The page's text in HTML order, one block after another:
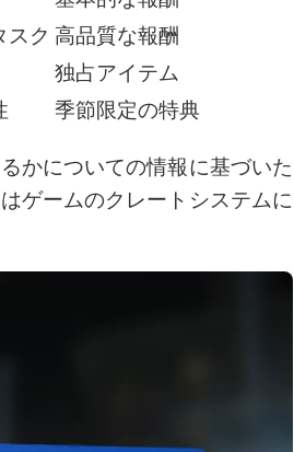
スク 高品質な報酬
独占アイテム
季節限定の特典
かについての情報に基づいた
ゲームのクレートシステムに